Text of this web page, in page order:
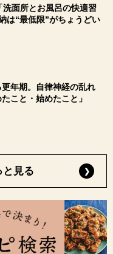
面所とお風呂の快適習
は“最低限”がちょうどい
年期。自律神経の乱れ
こと・始めたこと」
と見る